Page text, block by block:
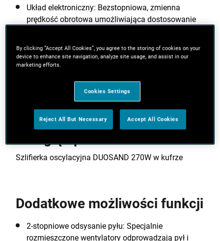
Układ elektroniczny: Bezstopniowa, zmienna
prędkość obrotowa umożliwiająca dostosowanie
Trwałość: Pyłoszczelny przełącznik zapewniający
długi okres eksploatacji.
Szlifierka oscylacyjna DUOSAND 270W w kufrze
Dodatkowe możliwości funkcji
2-stopniowe odsysanie pyłu: Specjalnie
rozmieszczone wentylatory odprowadzają pył i
By clicking “Accept All Cookies”, you agree to the storing of cookies on your
device to enhance site navigation, analyze site usage, and assist in our
marketing efforts.
Cookies Settings
Reject All But Necessary Accept All Cookies